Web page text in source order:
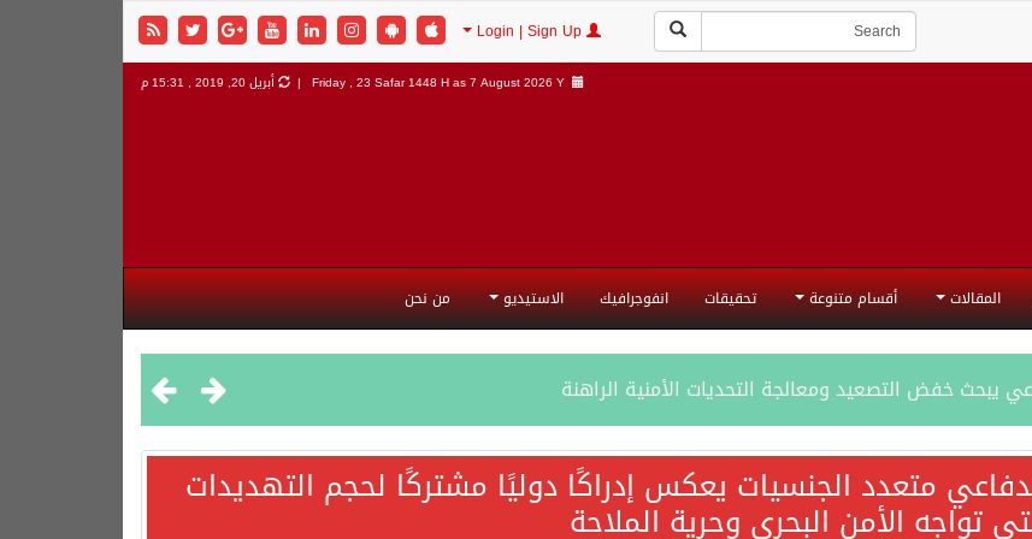
Friday , 23 Safar 1448 H as7 August 2026 Y | أبريل 20, 2019 , 15:31 م
المقالات أقسام متنوعة تحقيقات انفوجرافيك الاستيديو من نحن
يبحث خفض التصعيد ومعالجة التحديات الأمنية الراهنة
إسرائيل الأحادية في أراضي فلسطين باطلة
متعدد الجنسيات يعكس إدراكًا دوليًا مشتركًا لحجم التهديدات
تواجه الأمن البحري وحرية الملاحة